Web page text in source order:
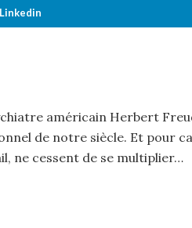
américain Herbert
de notre siècle. Et pour
ne cessent de se multiplier…